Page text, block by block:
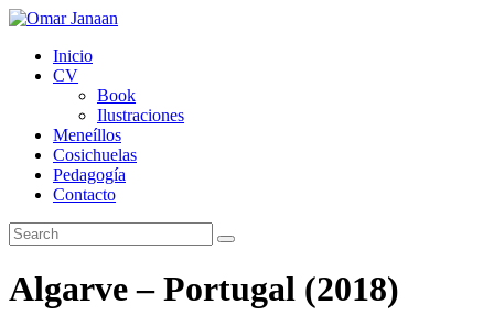
Inicio
CV
Book
Ilustraciones
Meneíllos
Cosichuelas
Pedagogía
Contacto
Algarve – Portugal (2018)